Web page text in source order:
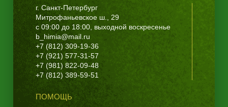
г. Санкт-Петербург
Митрофаньевское ш., 29
с 09:00 до 18:00, выходной воскресенье
b_himia@mail.ru
+7 (812) 309-19-36
+7 (921) 577-31-57
+7 (981) 822-09-48
+7 (812) 389-59-51
ПОМОЩЬ